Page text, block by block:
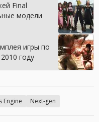
Final
модели
игры по
году
Engine Next-gen